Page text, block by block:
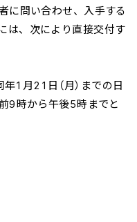
に問い合わせ、入手する
は、次により直接交付す
1月21日（月）までの日
9時から午後5時までと